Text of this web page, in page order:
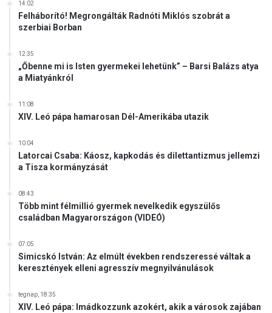
14:02
Felháborító! Megrongálták Radnóti Miklós szobrát a
szerbiai Borban
12:35
„Őbenne mi is Isten gyermekei lehetünk” – Barsi Balázs atya
a Miatyánkról
11:08
XIV. Leó pápa hamarosan Dél-Amerikába utazik
10:04
Latorcai Csaba: Káosz, kapkodás és dilettantizmus jellemzi
a Tisza kormányzását
08:43
Több mint félmillió gyermek nevelkedik egyszülős
családban Magyarországon (VIDEÓ)
07:05
Simicskó István: Az elmúlt években rendszeressé váltak a
keresztények elleni agresszív megnyilvánulások
tegnap, 18:35
XIV. Leó pápa: Imádkozzunk azokért, akik a városok zajában